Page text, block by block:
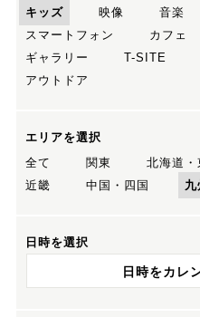
キッズ
映像 音楽
スマートフォン
カフェ
ギャラリー
T-SITE
アウトドア
エリアを選択
全て
関東 北海道・
近畿
中国・四国 九
日時を選択
日時をカレ